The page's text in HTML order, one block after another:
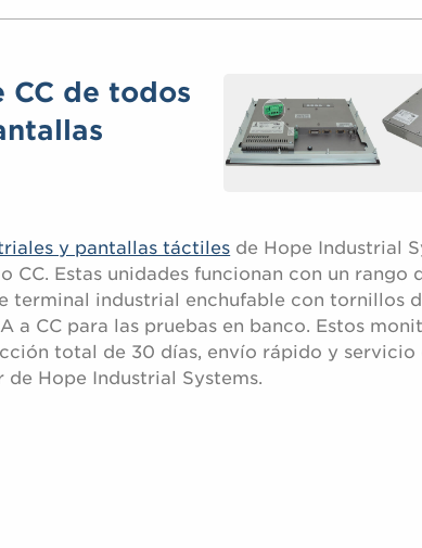
CC de todos
y pantallas táctiles de Hope Industrial
Estas unidades funcionan con un rango
terminal industrial enchufable con tornillos
a CC para las pruebas en banco. Estos
total de 30 días, envío rápido y servicio
Hope Industrial Systems.